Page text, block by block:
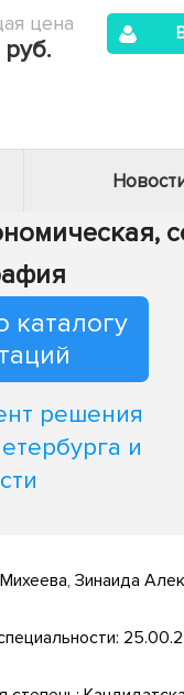
цена
каталогу
решения
и
Михеева, Зинаида